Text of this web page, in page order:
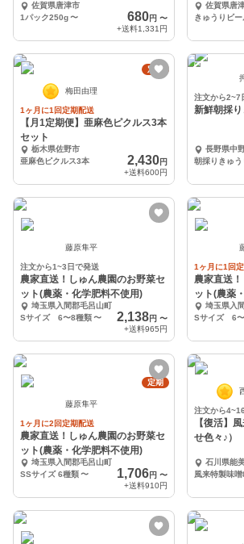
佐賀県唐津市
1パック250g〜 680円 〜
+送料1,331円
佐賀県唐
定期
梅田由理
1ヶ月に1回定期配送
【月1定期便】亜麻色ピクルス3本
セット
栃木県佐野市
亜麻色ピクルス3本
2,430円
+送料600円
注文から2~7
新鮮朝採り
長野県中
藤原隼平
注文から1~3日で発送
農家直送！しゅん農園のお野菜セ
ット(農薬・化学肥料不使用)
埼玉県入間郡毛呂山町
Sサイズ 6〜8種類〜 2,138円 〜
+送料965円
1ヶ月に1回
農家直送
ット(農薬
埼玉県入
Sサイズ 6
定期
藤原隼平
1ヶ月に2回定期配送
農家直送！しゅん農園のお野菜セ
ット(農薬・化学肥料不使用)
埼玉県入間郡毛呂山町
SSサイズ 6種類〜 1,706円 〜
+送料910円
注文から
【復活】
せ色々♪）
石川県能
風来特製味